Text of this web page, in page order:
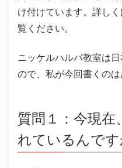
け付けています。詳しく
覧ください。
ニッケルハルパ教室は
ので、私が今回書くのは
質問１：今現在
れているんです